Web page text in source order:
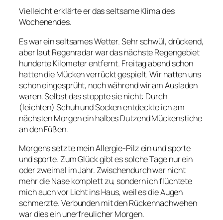
Vielleicht erklärte er das seltsame Klima des
Wochenendes.
Es war ein seltsames Wetter. Sehr schwül, drückend,
aber laut Regenradar war das nächste Regengebiet
hunderte Kilometer entfernt. Freitag abend schon
hatten die Mücken verrückt gespielt. Wir hatten uns
schon eingesprüht, noch während wir am Ausladen
waren. Selbst das stoppte sie nicht: Durch
(leichten) Schuh und Socken entdeckte ich am
nächsten Morgen ein halbes Dutzend Mückenstiche
an den Füßen.
Morgens setzte mein Allergie-Pilz ein und sporte
und sporte. Zum Glück gibt es solche Tage nur ein
oder zweimal im Jahr. Zwischendurch war nicht
mehr die Nase komplett zu, sondern ich flüchtete
mich auch vor Licht ins Haus, weil es die Augen
schmerzte. Verbunden mit den Rückennachwehen
war dies ein unerfreulicher Morgen.